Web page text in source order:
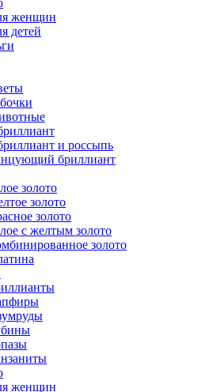
женщин
детей
и россыпь
бриллиант
золото
золото
золото
с желтым золото
золото
женщин